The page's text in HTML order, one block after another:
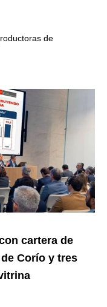
de
cartera de
Corío y tres